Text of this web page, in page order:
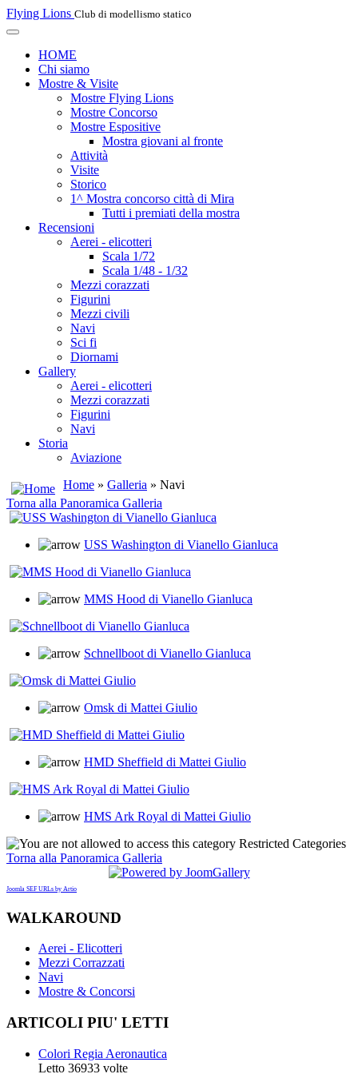
Flying Lions Club di modellismo statico
HOME
Chi siamo
Mostre & Visite
Mostre Flying Lions
Mostre Concorso
Mostre Espositive
Mostra giovani al fronte
Attività
Visite
Storico
1^ Mostra concorso città di Mira
Tutti i premiati della mostra
Recensioni
Aerei - elicotteri
Scala 1/72
Scala 1/48 - 1/32
Mezzi corazzati
Figurini
Mezzi civili
Navi
Sci fi
Diornami
Gallery
Aerei - elicotteri
Mezzi corazzati
Figurini
Navi
Storia
Aviazione
Home » Galleria » Navi
Torna alla Panoramica Galleria
USS Washington di Vianello Gianluca
MMS Hood di Vianello Gianluca
Schnellboot di Vianello Gianluca
Omsk di Mattei Giulio
HMD Sheffield di Mattei Giulio
HMS Ark Royal di Mattei Giulio
Restricted Categories
Torna alla Panoramica Galleria
Joomla SEF URLs by Artio
WALKAROUND
Aerei - Elicotteri
Mezzi Corrazzati
Navi
Mostre & Concorsi
ARTICOLI PIU' LETTI
Colori Regia Aeronautica
Letto 36933 volte